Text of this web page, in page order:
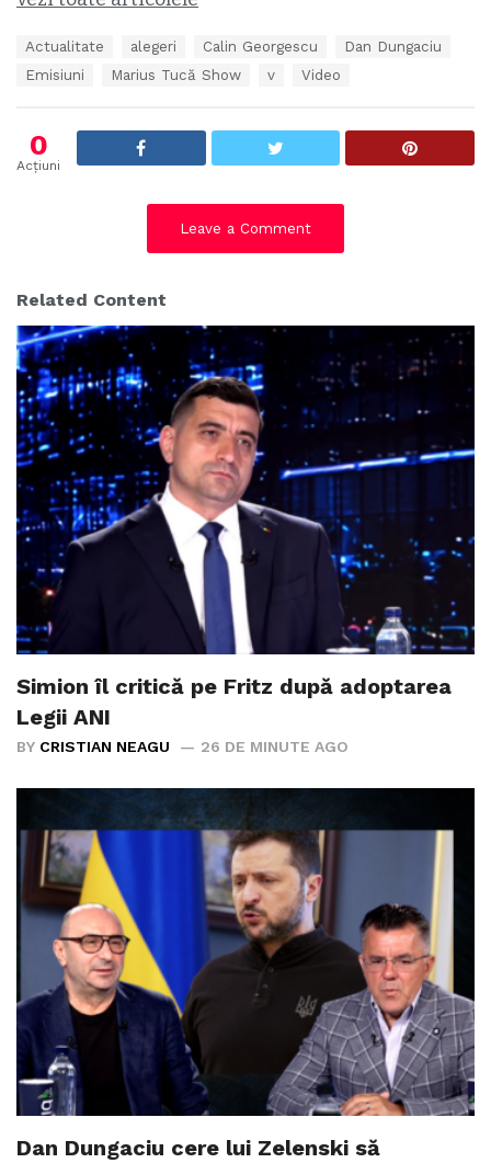
Actualitate alegeri Calin Georgescu
Dan Dungaciu
Emisiuni
Marius Tucă Show v Video
0
Acțiuni
Leave a Comment
Related Content
Simion îl critică pe Fritz după adoptarea
Legii ANI
BY CRISTIAN NEAGU 26 DE MINUTE AGO
Dan Dungaciu cere lui Zelenski să